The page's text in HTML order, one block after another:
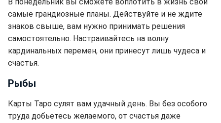
самые грандиозные планы. Действуйте и не ждите
знаков свыше, вам нужно принимать решения
самостоятельно. Настраивайтесь на волну
кардинальных перемен, они принесут лишь чудеса и
счастья.
Рыбы
Карты Таро сулят вам удачный день. Вы без особого
труда добьетесь желаемого, от счастья даже